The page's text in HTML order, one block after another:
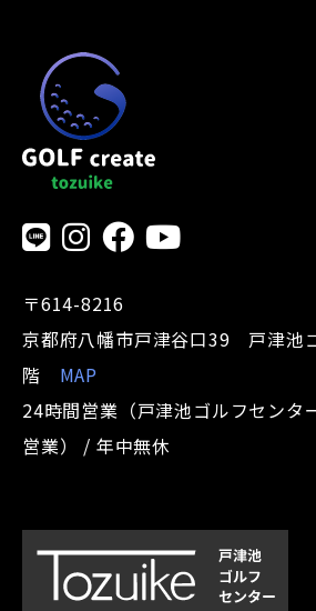
〒614-8216
京都府八幡市戸津谷口39 戸津池
階 MAP
24時間営業（戸津池ゴルフセンタ
営業） / 年中無休